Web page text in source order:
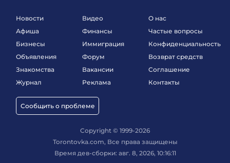
Новости
Афиша
Бизнесы
Объявления
Знакомства
Журнал
Сообщить о проблеме
Видео
Финансы
Иммиграция
Форум
Вакансии
Реклама
О нас
Частые вопросы
Конфиденциальность
Возврат средств
Соглашение
Контакты
Copyright © 1999-2026
Torontovka.com, Все права защищены
Время дев-сборки: авг. 8, 2026, 10:16:11